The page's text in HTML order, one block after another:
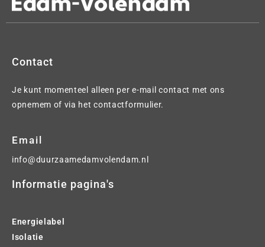
Contact
Je kunt momenteel alleen per e-mail contact met ons
opnemem of via het contactformulier.
Email
info@duurzaamedamvolendam.nl
Informatie pagina's
Energielabel
Isolatie